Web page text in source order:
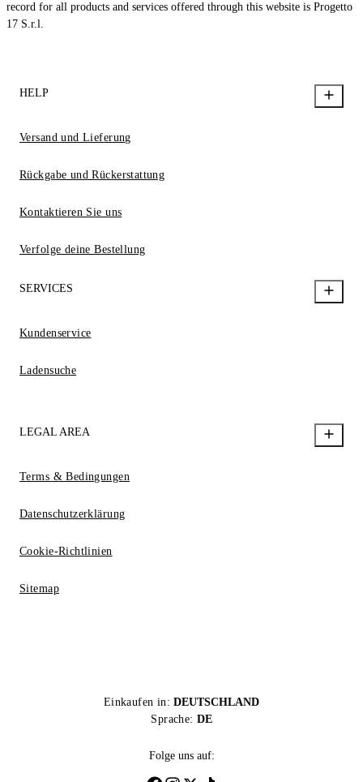
record for all products and services offered through this website is Progetto
17 S.r.l.
HELP
Versand und Lieferung
Rückgabe und Rückerstattung
Kontaktieren Sie uns
Verfolge deine Bestellung
SERVICES
Kundenservice
Ladensuche
LEGAL AREA
Terms & Bedingungen
Datenschutzerklärung
Cookie-Richtlinien
Sitemap
Einkaufen in: DEUTSCHLAND
Sprache: DE
Folge uns auf: